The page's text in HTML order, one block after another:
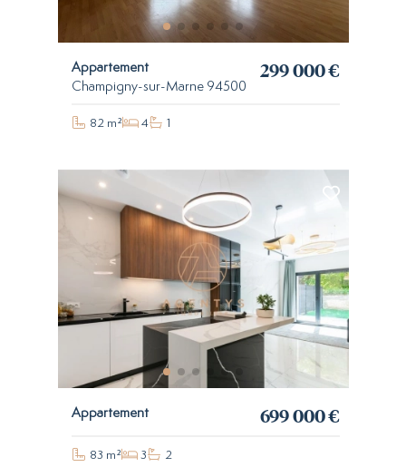
Appartement
Champigny-sur-Marne 94500
299 000 €
82 m² 4 1
Appartement 699 000 €
83 m² 3 2